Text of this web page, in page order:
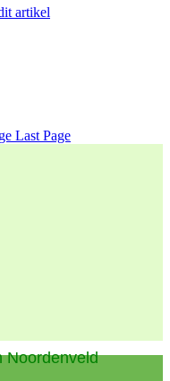
artikel
Last Page
Noordenveld